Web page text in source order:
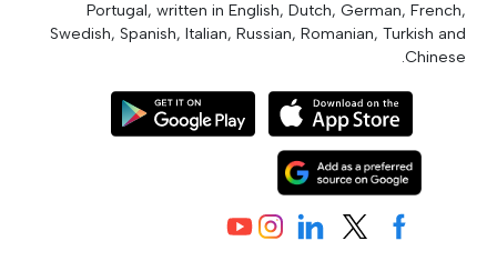
Portugal, written in English, Dutch, German, French,
Swedish, Spanish, Italian, Russian, Romanian, Turkish and
Chinese.